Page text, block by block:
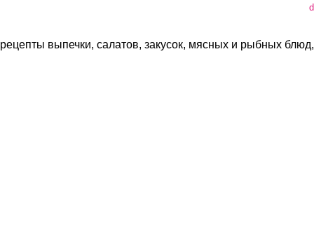
рецепты выпечки, салатов, закусок, мясных и рыбных